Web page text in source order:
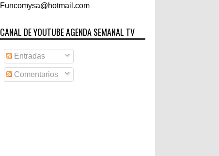
Funcomysa@hotmail.com
CANAL DE YOUTUBE AGENDA SEMANAL TV
Entradas
Comentarios